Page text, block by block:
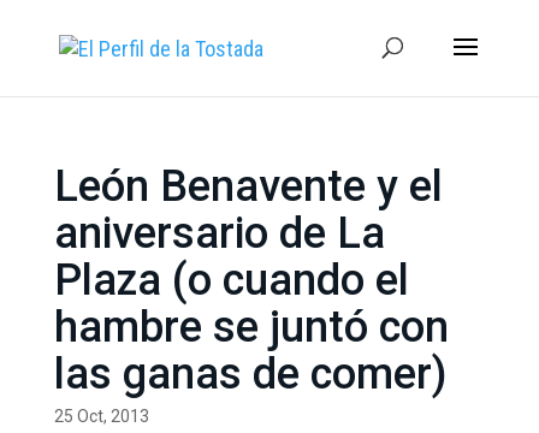
León Benavente y el
aniversario de La
Plaza (o cuando el
hambre se juntó con
las ganas de comer)
25 Oct, 2013